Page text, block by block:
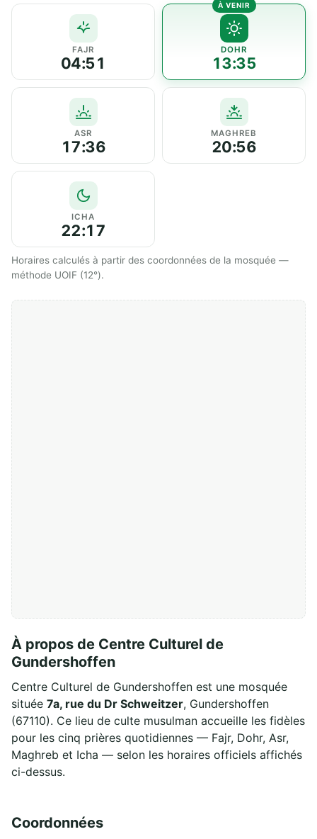
FAJR
04:51
DOHR
13:35
ASR
17:36
MAGHREB
20:56
ICHA
22:17
Horaires calculés à partir des coordonnées de la mosquée —
méthode UOIF (12°).
À propos de Centre Culturel de
Gundershoffen
Centre Culturel de Gundershoffen est une mosquée
située 7a, rue du Dr Schweitzer, Gundershoffen
(67110). Ce lieu de culte musulman accueille les fidèles
pour les cinq prières quotidiennes — Fajr, Dohr, Asr,
Maghreb et Icha — selon les horaires officiels affichés
ci-dessus.
Coordonnées